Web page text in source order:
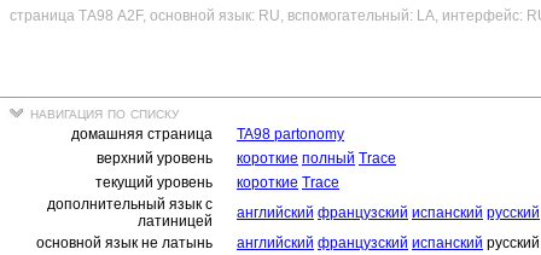
страница ТА98 A2F, основной язык: RU, вспомогательный: LA, интерфейс:
навигация по списку
домашняя страница
TA98 partonomy
верхний уровень
короткие полный Trace
текущий уровень
короткие Trace
дополнительный язык с
латиницей
английский французский испанский русский
основной язык не латынь
английский французский испанский русский